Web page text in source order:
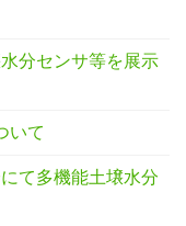
分センサ等を展示
いて
て多機能土壌水分